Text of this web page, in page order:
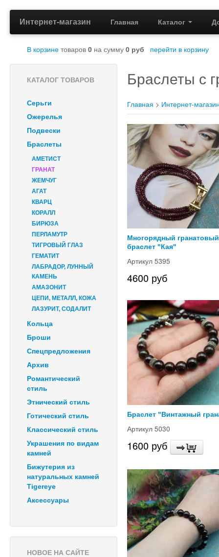
Интернет-магазин Главная Каталог
В корзине товаров 0 на сумму 0 руб перейти в корзину
КАТАЛОГ ТОВАРОВ
Серьги
Ожерелья
Подвески
Браслеты
АМЕТИСТ
ГРАНАТ
ЖЕМЧУГ
АГАТ
КВАРЦ
КОРАЛЛ
БИРЮЗА
ПЕРЛАМУТР
ТИГРОВЫЙ ГЛАЗ
ГЕМАТИТ
ЛАБРАДОР, ЛУННЫЙ
КАМЕНЬ
АМАЗОНИТ
ЦЕПИ, МЕТАЛЛ, КОЖА
ЛАЗУРИТ, СОДАЛИТ
Кольца
Броши
Спецпредложения
Архив
Романтический
стиль
Этнический стиль
Готический стиль
Классический стиль
Украшения по видам
камней
Бижутерия из
натуральных камней
Tigereye
Аксессуары
НОВОЕ НА САЙТЕ
Браслеты с
Главная > Интернет-
Многорядный гранатовый
браслет "Кая"
Артикул 5395
4600 руб
Браслет "Винтажный
Артикул 5030
1600 руб